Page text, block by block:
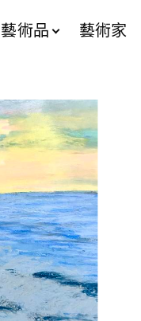
藝術品 藝術家